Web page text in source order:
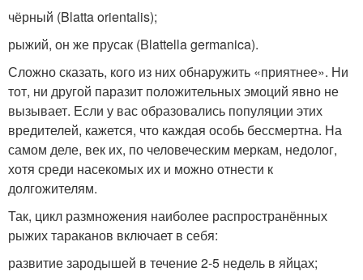
чёрный (Blatta orientalis);
рыжий, он же прусак (Blattella germanica).
Сложно сказать, кого из них обнаружить «приятнее». Ни
тот, ни другой паразит положительных эмоций явно не
вызывает. Если у вас образовались популяции этих
вредителей, кажется, что каждая особь бессмертна. На
самом деле, век их, по человеческим меркам, недолог,
хотя среди насекомых их и можно отнести к
долгожителям.
Так, цикл размножения наиболее распространённых
рыжих тараканов включает в себя:
развитие зародышей в течение 2-5 недель в яйцах;